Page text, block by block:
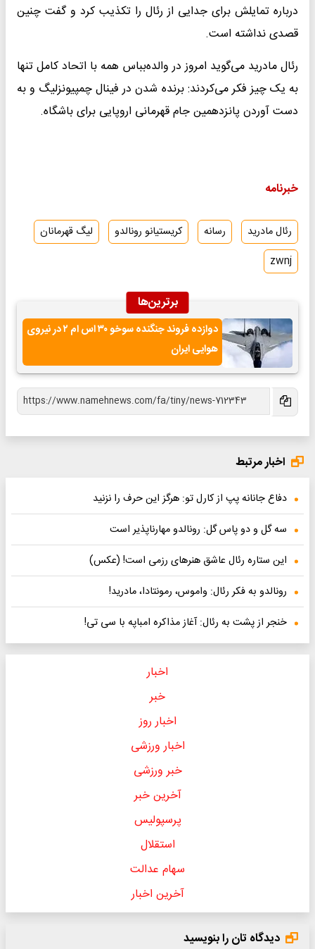
‌درباره تمایلش برای جدایی از رئال را تکذیب کرد و گفت چنین
قصدی ‌نداشته است. ‌
رئال مادرید می‌گوید امروز در والده‌بباس همه با اتحاد کامل تنها
به ‌یک چیز فکر می‌کردند: برنده شدن در فینال چمپیونزلیگ و به
دست ‌آوردن پانزدهمین جام قهرمانی اروپایی برای باشگاه. ‌
خبرنامه
رئال مادرید رسانه کریستیانو رونالدو
لیگ قهرمانان
zwnj
برترین‌ها
دوازده فروند جنگنده سوخو ۳۰ اس ام ۲ در نیروی
هوایی ایران
اخبار مرتبط
دفاع جانانه پپ از کارل تو: هرگز این حرف را نزنید
سه گل و دو پاس گل: رونالدو مهارناپذیر است
این ستاره رئال عاشق هنرهای رزمی است! (عکس)‌
رونالدو به فکر رئال: واموس، رمونتادا، مادرید!‌
خنجر از پشت به رئال: آغاز مذاکره امباپه با سی تی!
اخبار
خبر
اخبار روز
اخبار ورزشی
خبر ورزشی
آخرین خبر
پرسپولیس
استقلال
سهام عدالت
آخرین اخبار
دیدگاه تان را بنویسید